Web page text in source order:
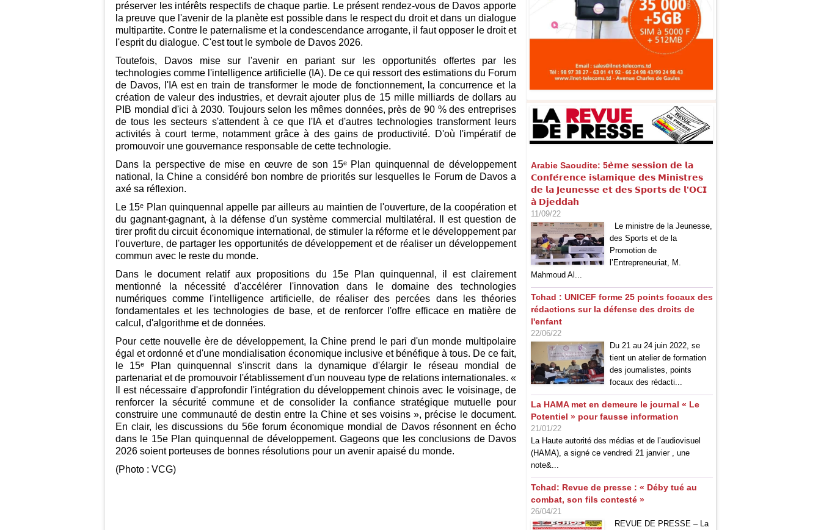
préserver les intérêts respectifs de chaque partie. Le présent rendez-vous de Davos apporte
la preuve que l'avenir de la planète est possible dans le respect du droit et dans un dialogue
multipartite. Contre le paternalisme et la condescendance arrogante, il faut opposer le droit et
l'esprit du dialogue. C'est tout le symbole de Davos 2026.
Toutefois, Davos mise sur l'avenir en pariant sur les opportunités offertes par les
technologies comme l'intelligence artificielle (IA). De ce qui ressort des estimations du Forum
de Davos, l'IA est en train de transformer le mode de fonctionnement, la concurrence et la
création de valeur des industries, et devrait ajouter plus de 15 mille milliards de dollars au
PIB mondial d'ici à 2030. Toujours selon les mêmes données, près de 90 % des entreprises
de tous les secteurs s'attendent à ce que l'IA et d'autres technologies transforment leurs
activités à court terme, notamment grâce à des gains de productivité. D'où l'impératif de
promouvoir une gouvernance responsable de cette technologie.
Dans la perspective de mise en œuvre de son 15ᵉ Plan quinquennal de développement
national, la Chine a considéré bon nombre de priorités sur lesquelles le Forum de Davos a
axé sa réflexion.
Le 15ᵉ Plan quinquennal appelle par ailleurs au maintien de l'ouverture, de la coopération et
du gagnant-gagnant, à la défense d'un système commercial multilatéral. Il est question de
tirer profit du circuit économique international, de stimuler la réforme et le développement par
l'ouverture, de partager les opportunités de développement et de réaliser un développement
commun avec le reste du monde.
Dans le document relatif aux propositions du 15e Plan quinquennal, il est clairement
mentionné la nécessité d'accélérer l'innovation dans le domaine des technologies
numériques comme l'intelligence artificielle, de réaliser des percées dans les théories
fondamentales et les technologies de base, et de renforcer l'offre efficace en matière de
calcul, d'algorithme et de données.
Pour cette nouvelle ère de développement, la Chine prend le pari d'un monde multipolaire
égal et ordonné et d'une mondialisation économique inclusive et bénéfique à tous. De ce fait,
le 15ᵉ Plan quinquennal s'inscrit dans la dynamique d'élargir le réseau mondial de
partenariat et de promouvoir l'établissement d'un nouveau type de relations internationales. «
Il est nécessaire d'approfondir l'intégration du développement chinois avec le voisinage, de
renforcer la sécurité commune et de consolider la confiance stratégique mutuelle pour
construire une communauté de destin entre la Chine et ses voisins », précise le document.
En clair, les discussions du 56e forum économique mondial de Davos résonnent en écho
dans le 15e Plan quinquennal de développement. Gageons que les conclusions de Davos
2026 soient porteuses de bonnes résolutions pour un avenir apaisé du monde.
(Photo : VCG)
Arabie Saoudite: 5𝗲̀𝗺𝗲 𝘀𝗲𝘀𝘀𝗶𝗼𝗻 𝗱𝗲 𝗹𝗮
𝗖𝗼𝗻𝗳𝗲́𝗿𝗲𝗻𝗰𝗲 𝗶𝘀𝗹𝗮𝗺𝗶𝗾𝘂𝗲 𝗱𝗲𝘀 𝗠𝗶𝗻𝗶𝘀𝘁𝗿𝗲𝘀
𝗱𝗲 𝗹𝗮 𝗝𝗲𝘂𝗻𝗲𝘀𝘀𝗲 𝗲𝘁 𝗱𝗲𝘀 𝗦𝗽𝗼𝗿𝘁𝘀 𝗱𝗲 𝗹’𝗢𝗖𝗜
𝗮̀ 𝗗𝗷𝗲𝗱𝗱𝗮𝗵
11/09/22
Le ministre de la Jeunesse,
des Sports et de la
Promotion de
l’Entrepreneuriat, M.
Mahmoud Al...
Tchad : UNICEF forme 25 points focaux des
rédactions sur la défense des droits de
l'enfant
22/06/22
Du 21 au 24 juin 2022, se
tient un atelier de formation
des journalistes, points
focaux des rédacti...
La HAMA met en demeure le journal « Le
Potentiel » pour fausse information
21/01/22
La Haute autorité des médias et de l’audiovisuel
(HAMA), a signé ce vendredi 21 janvier , une
note&...
Tchad: Revue de presse : « Déby tué au
combat, son fils contesté »
26/04/21
REVUE DE PRESSE – La